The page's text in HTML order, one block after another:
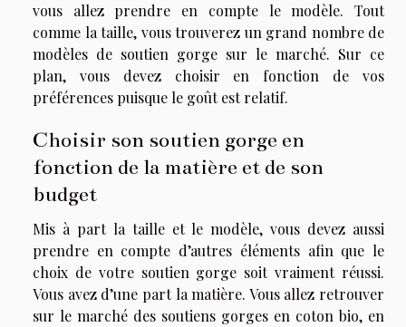
vous allez prendre en compte le modèle. Tout
comme la taille, vous trouverez un grand nombre de
modèles de soutien gorge sur le marché. Sur ce
plan, vous devez choisir en fonction de vos
préférences puisque le goût est relatif.
Choisir son soutien gorge en
fonction de la matière et de son
budget
Mis à part la taille et le modèle, vous devez aussi
prendre en compte d’autres éléments afin que le
choix de votre soutien gorge soit vraiment réussi.
Vous avez d’une part la matière. Vous allez retrouver
sur le marché des soutiens gorges en coton bio, en